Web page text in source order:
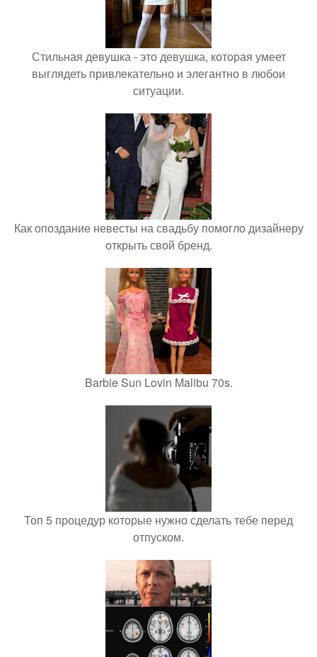
Стильная девушка - это девушка, которая умеет
выглядеть привлекательно и элегантно в любои
ситуации.
Как опоздание невесты на свадьбу помогло дизайнеру
открыть свой бренд.
Barbie Sun Lovin Malibu 70s.
Топ 5 процедур которые нужно сделать тебе перед
отпуском.